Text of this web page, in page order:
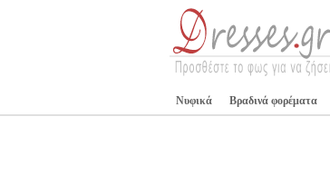
Νυφικά Βραδινά φορέματα